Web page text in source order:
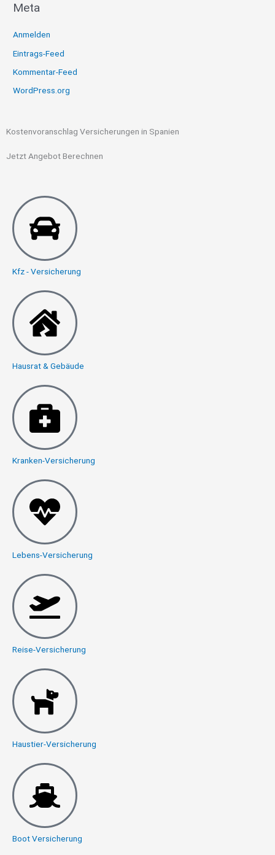
Meta
Anmelden
Eintrags-Feed
Kommentar-Feed
WordPress.org
Kostenvoranschlag Versicherungen in Spanien
Jetzt Angebot Berechnen
Kfz - Versicherung
Hausrat & Gebäude
Kranken-Versicherung
Lebens-Versicherung
Reise-Versicherung
Haustier-Versicherung
Boot Versicherung